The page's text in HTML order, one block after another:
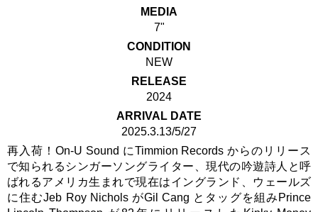
MEDIA
7"
CONDITION
NEW
RELEASE
2024
ARRIVAL DATE
2025.3.13/5/27
再入荷！On-U Sound にTimmion Records からのリリース
で知られるシンガーソングライター、現代の吟遊詩人と呼
ばれるアメリカ生まれで現在はイングランド、ウェールズ
に住むJeb Roy Nichols がGil Cang とタッグを組みPrince